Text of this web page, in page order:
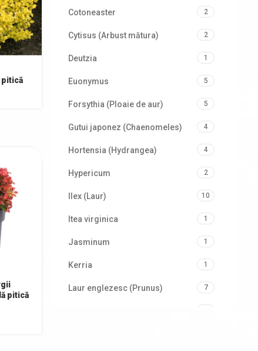
pitică
pitică
Cotoneaster 2
Cytisus (Arbust mătura) 2
Deutzia 1
Euonymus 5
Forsythia (Ploaie de aur) 5
Gutui japonez (Chaenomeles) 4
Hortensia (Hydrangea) 4
Hypericum 2
Ilex (Laur) 10
Itea virginica 1
Jasminum 1
Kerria 1
Laur englezesc (Prunus) 7